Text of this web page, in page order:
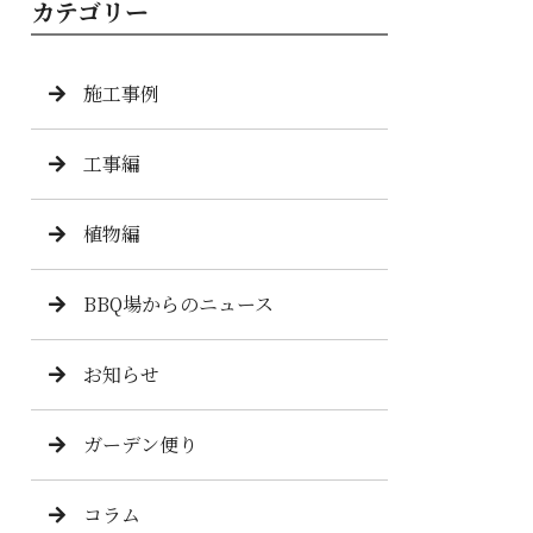
カテゴリー
施工事例
工事編
植物編
BBQ場からのニュース
お知らせ
ガーデン便り
コラム